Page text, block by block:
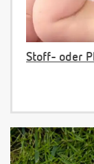
Stoff- oder